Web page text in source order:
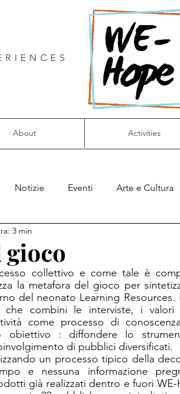
About Activities
Notizie Eventi Arte e Cultura
gioco
3 min
collettivo e come tale è
la metafora del gioco per
del neonato Learning
che combini le interviste, i valori
come processo di
obiettivo : diffondere lo
di pubblici diversificati.
un processo tipico della
e nessuna informazione
già realizzati dentro e fuori